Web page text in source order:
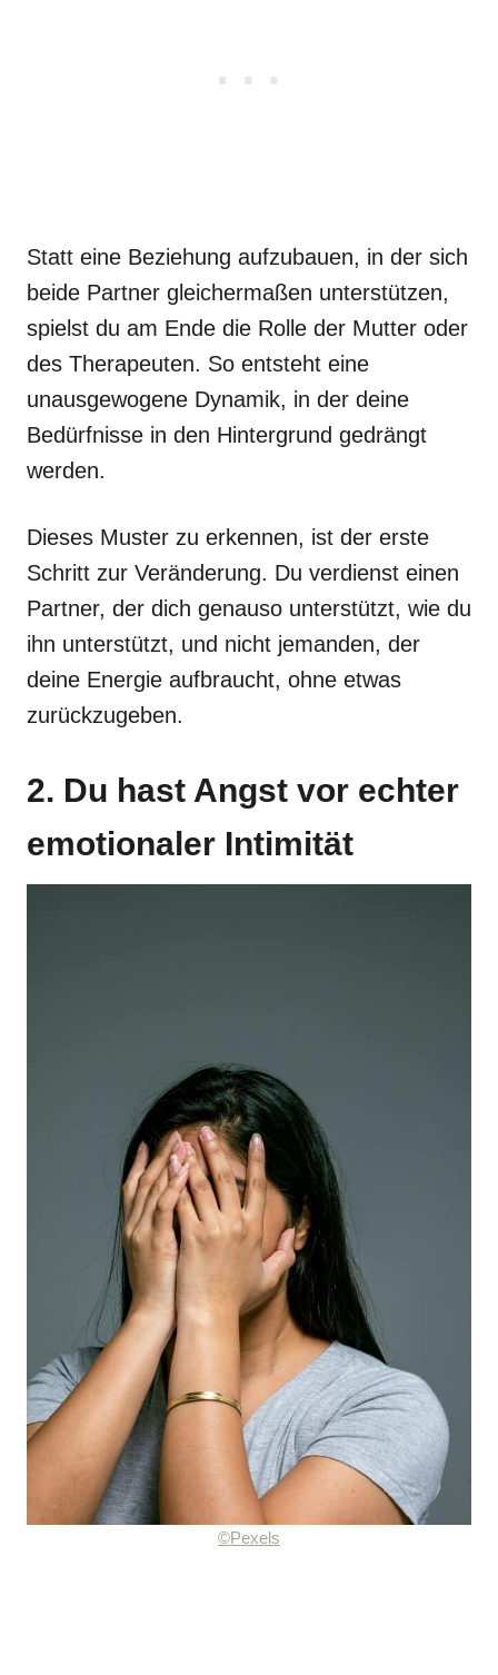
Statt eine Beziehung aufzubauen, in der sich
beide Partner gleichermaßen unterstützen,
spielst du am Ende die Rolle der Mutter oder
des Therapeuten. So entsteht eine
unausgewogene Dynamik, in der deine
Bedürfnisse in den Hintergrund gedrängt
werden.
Dieses Muster zu erkennen, ist der erste
Schritt zur Veränderung. Du verdienst einen
Partner, der dich genauso unterstützt, wie du
ihn unterstützt, und nicht jemanden, der
deine Energie aufbraucht, ohne etwas
zurückzugeben.
2. Du hast Angst vor echter
emotionaler Intimität
©Pexels